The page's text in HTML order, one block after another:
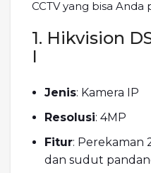
CCTV yang bisa
1. Hikvision
I
Jenis: Kamera IP
Resolusi: 4MP
Fitur: Perekaman
dan sudut